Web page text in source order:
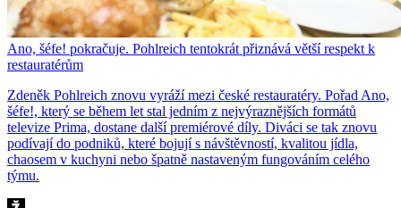
Ano, šéfe! pokračuje. Pohlreich tentokrát přiznává větší respekt k
restauratérům
Zdeněk Pohlreich znovu vyráží mezi české restauratéry. Pořad Ano,
šéfe!, který se během let stal jedním z nejvýraznějších formátů
televize Prima, dostane další premiérové díly. Diváci se tak znovu
podívají do podniků, které bojují s návštěvností, kvalitou jídla,
chaosem v kuchyni nebo špatně nastaveným fungováním celého
týmu.